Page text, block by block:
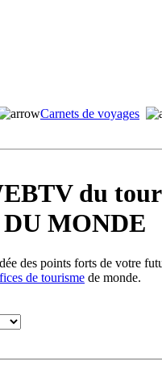
Carnets de voyages
du
DU MONDE
des points forts de votre
de tourisme de monde.